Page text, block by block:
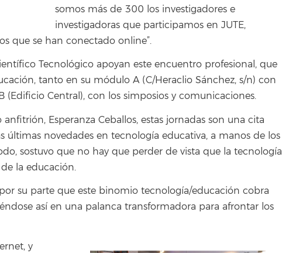
somos más de 300 los investigadores e
investigadoras que participamos en JUTE,
que se han conectado online”.
Tecnológico apoyan este encuentro profesional, que
tanto en su módulo A (C/Heraclio Sánchez, s/n) con
(Edificio Central), con los simposios y comunicaciones.
Esperanza Ceballos, estas jornadas son una cita
últimas novedades en tecnología educativa, a manos de los
sostuvo que no hay que perder de vista que la tecnología
la educación.
su parte que este binomio tecnología/educación cobra
así en una palanca transformadora para afrontar los
y